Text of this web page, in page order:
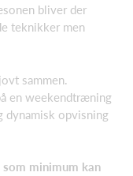
bliver der
teknikker men
sammen.
en weekendtræning
dynamisk opvisning
minimum kan